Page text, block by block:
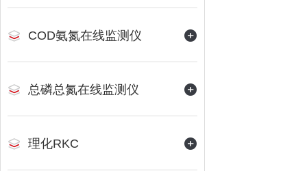
COD氨氮在线监测仪
总磷总氮在线监测仪
理化RKC